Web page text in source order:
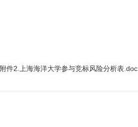
附件2.上海海洋大学参与竞标风险分析表.doc